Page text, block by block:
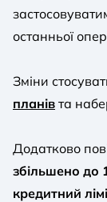
останньої
Зміни
планів та
Додатково
збільшено до
кредитний